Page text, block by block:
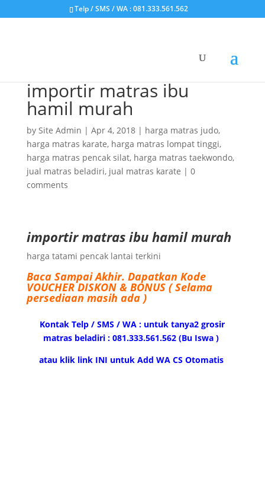
Telp / SMS / WA : 081.333.561.562
importir matras ibu
hamil murah
by Site Admin | Apr 4, 2018| harga matras judo,
harga matras karate, harga matras lompat tinggi,
harga matras pencak silat, harga matras taekwondo,
jual matras beladiri, jual matras karate | 0
comments
importir matras ibu hamil murah
harga tatami pencak lantai terkini
Baca Sampai Akhir. Dapatkan Kode
VOUCHER DISKON & BONUS ( Selama
persediaan masih ada )
Kontak Telp / SMS / WA : untuk tanya2 grosir
matras beladiri : 081.333.561.562 (Bu Iswa )
atau klik link INI untuk Add WA CS Otomatis